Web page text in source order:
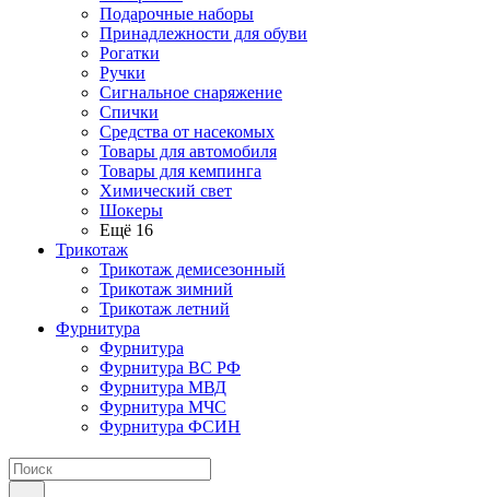
Подарочные наборы
Принадлежности для обуви
Рогатки
Ручки
Сигнальное снаряжение
Спички
Средства от насекомых
Товары для автомобиля
Товары для кемпинга
Химический свет
Шокеры
Ещё 16
Трикотаж
Трикотаж демисезонный
Трикотаж зимний
Трикотаж летний
Фурнитура
Фурнитура
Фурнитура ВС РФ
Фурнитура МВД
Фурнитура МЧС
Фурнитура ФСИН